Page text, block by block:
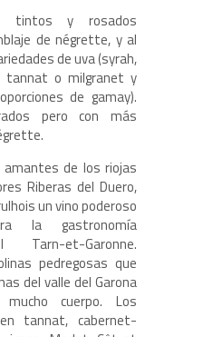
tintos y rosados
de négrette, y al
de uva (syrah,
tannat o milgranet y
de gamay).
pero con más
amantes de los riojas
Riberas del Duero,
un vino poderoso
la gastronomía
Tarn-et-Garonne.
pedregosas que
del valle del Garona
cuerpo. Los
tannat, cabernet-